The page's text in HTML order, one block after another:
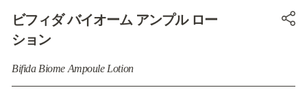
ビフィダ バイオーム アンプル ロー
ション
Bifida Biome Ampoule Lotion